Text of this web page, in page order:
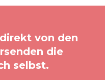
von den
die
selbst.